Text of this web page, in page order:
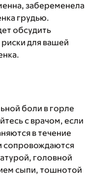
забеременела
грудью.
обсудить
для вашей
боли в горле
с врачом, если
в течение
сопровождаются
головной
сыпи, тошнотой